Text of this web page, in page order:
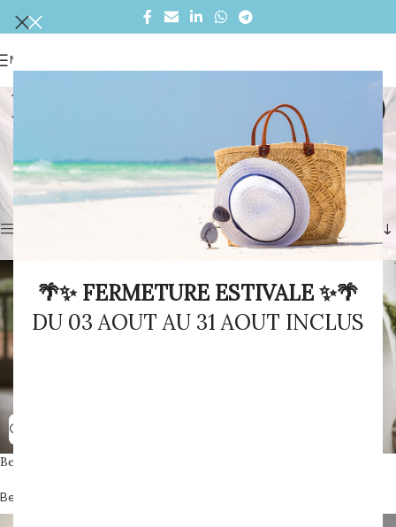
🌴✨ FERMETURE ESTIVALE ✨🌴
DU 03 AOUT AU 31 AOUT INCLUS
MENU
BELLA (DE 619€ A 2199€)
Accueil/Collections/Nos marques/BELLA (DE 619€ A 2199€)/Page 2
Affichage de 13–18 sur 18 résultats
Bella 22511
Bella